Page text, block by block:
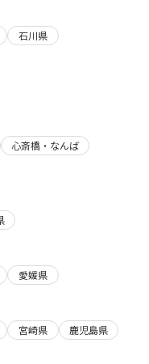
石川県
心斎橋・なんば
愛媛県
宮崎県
鹿児島県